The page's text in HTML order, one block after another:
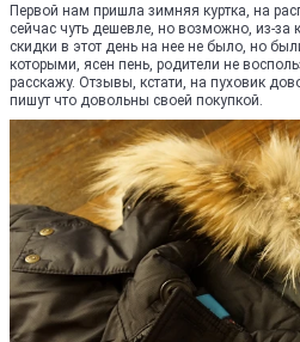
Первой нам пришла зимняя куртка, на
сейчас чуть дешевле, но возможно, из-за
скидки в этот день на нее не было, но
которыми, ясен пень, родители не
расскажу. Отзывы, кстати, на пуховик
пишут что довольны своей покупкой.